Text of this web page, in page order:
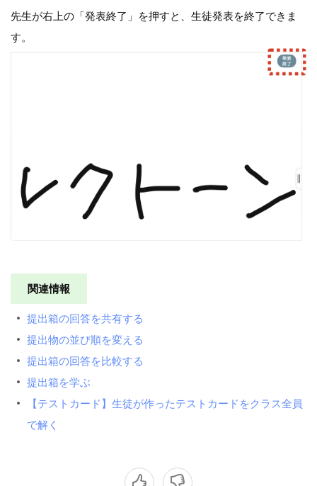
先生が右上の「発表終了」を押すと、生徒発表を終了できま
す。
関連情報
提出箱の回答を共有する
提出物の並び順を変える
提出箱の回答を比較する
提出箱を学ぶ
【テストカード】生徒が作ったテストカードをクラス全員
で解く